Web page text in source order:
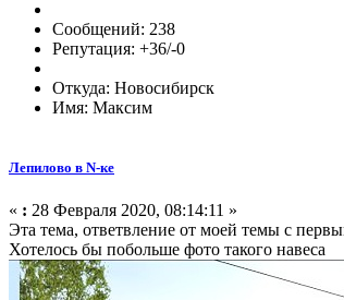
Сообщений: 238
Репутация: +36/-0
Откуда: Новосибирск
Имя: Максим
Лепилово в N-ке
« : 28 Февраля 2020, 08:14:11 »
Эта тема, ответвление от моей темы с
Хотелось бы побольше фото такого навеса